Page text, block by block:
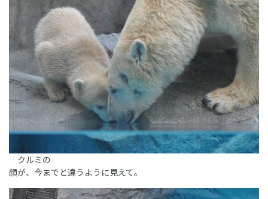
クルミの
顔が、今までと違うように見えて。